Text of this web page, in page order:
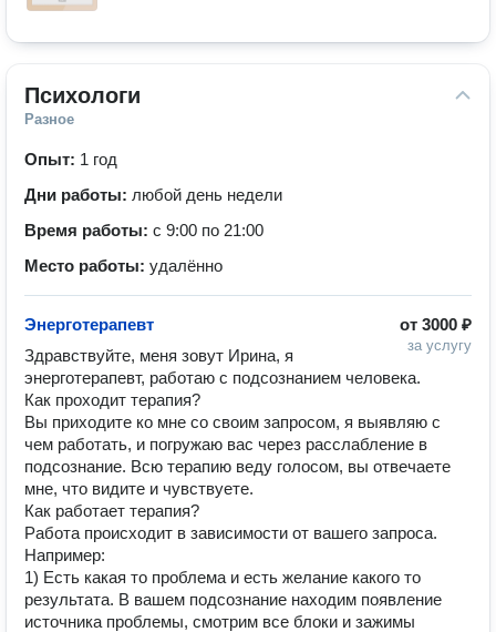
Психологи
Разное
Опыт: 1 год
Дни работы: любой день недели
Время работы: с 9:00 по 21:00
Место работы: удалённо
от 3000 ₽
за услугу
Энерготерапевт
Здравствуйте, меня зовут Ирина, я
энерготерапевт, работаю с подсознанием человека.
Как проходит терапия?
Вы приходите ко мне со своим запросом, я выявляю с
чем работать, и погружаю вас через расслабление в
подсознание. Всю терапию веду голосом, вы отвечаете
мне, что видите и чувствуете.
Как работает терапия?
Работа происходит в зависимости от вашего запроса.
Например:
1) Есть какая то проблема и есть желание какого то
результата. В вашем подсознание находим появление
источника проблемы, смотрим все блоки и зажимы